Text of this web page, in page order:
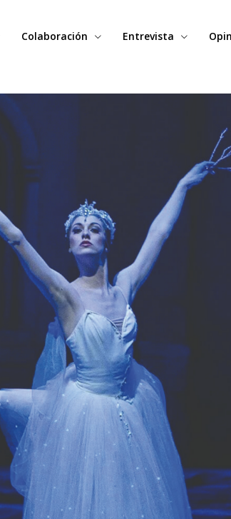
Colaboración Entrevista